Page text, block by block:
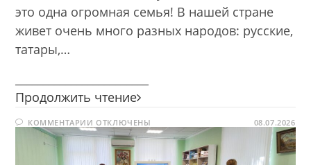
это одна огромная семья! В нашей стране
живет очень много разных народов: русские,
татары,…
Продолжить чтение Под
Дружбы
КОММЕНТАРИИ К
ЗАПИСИ
ПОД
ЗОНТИКОМ
ДРУЖБЫ
ОТКЛЮЧЕНЫ 08.07.2026